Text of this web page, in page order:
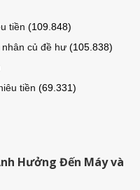
tiền (109.848)
củ đề hư (105.838)
tiền (69.331)
Hưởng Đến Máy và